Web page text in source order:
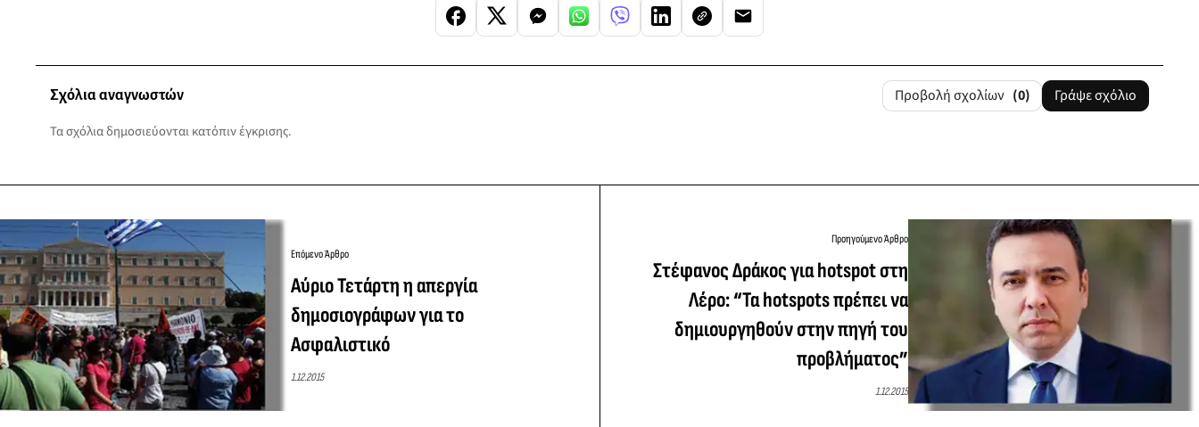
Σχόλια αναγνωστών Προβολή σχολίων (0) Γράψε σχόλιο
Τα σχόλια δημοσιεύονται κατόπιν έγκρισης.
Επόμενο Άρθρο
Αύριο Τετάρτη η απεργία
δημοσιογράφων για το
Ασφαλιστικό
1.12.2015
Προηγούμενο Άρθρο
Στέφανος Δράκος για hotspot στη
Λέρο: “Τα hotspots πρέπει να
δημιουργηθούν στην πηγή του
προβλήματος”
1.12.2015